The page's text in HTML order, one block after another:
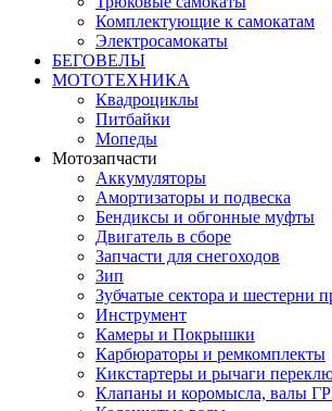
Комплектующие к самокатам
Электросамокаты
БЕГОВЕЛЫ
МОТОТЕХНИКА
Квадроциклы
Питбайки
Мопеды
Мотозапчасти
Аккумуляторы
Амортизаторы и подвеска
Бендиксы и обгонные муфты
Двигатель в сборе
Запчасти для снегоходов
Зип
Зубчатые сектора и шестерни
Инструмент
Камеры и Покрышки
Карбюраторы и ремкомплекты
Кикстартеры и рычаги
Клапаны и коромысла, валы